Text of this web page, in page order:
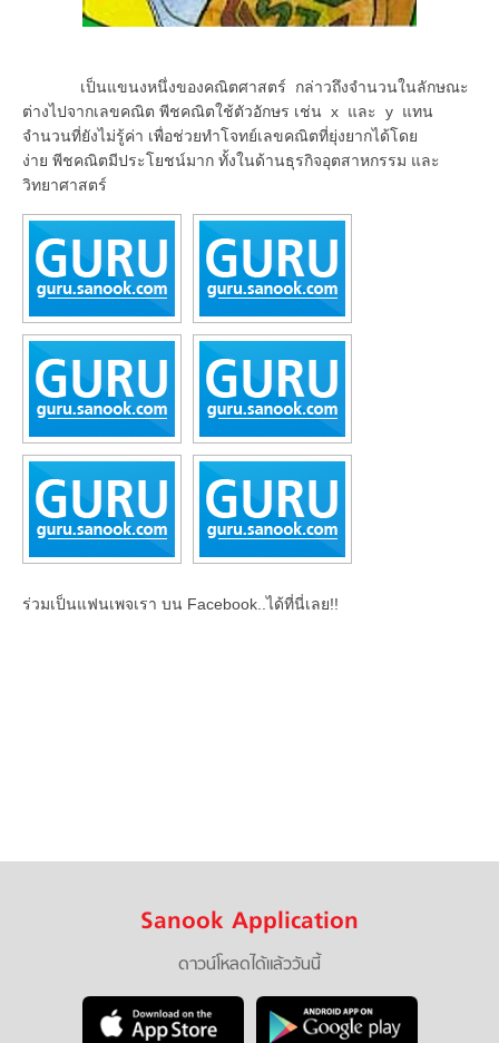
เป็นแขนงหนึ่งของคณิตศาสตร์ กล่าวถึงจำนวนในลักษณะ
ต่างไปจากเลขคณิต พีชคณิตใช้ตัวอักษร เช่น x และ y แทน
จำนวนที่ยังไม่รู้ค่า เพื่อช่วยทำโจทย์เลขคณิตที่ยุ่งยากได้โดย
ง่าย พีชคณิตมีประโยชน์มาก ทั้งในด้านธุรกิจอุตสาหกรรม และ
วิทยาศาสตร์
ร่วมเป็นแฟนเพจเรา บน Facebook..ได้ที่นี่เลย!!
Sanook Application
ดาวน์โหลดได้แล้ววันนี้